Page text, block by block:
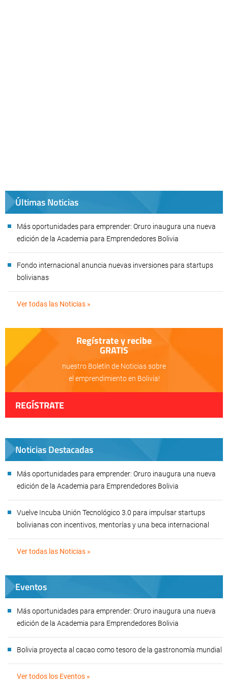
Últimas Noticias
Más oportunidades para emprender: Oruro inaugura una nueva
edición de la Academia para Emprendedores Bolivia
Fondo internacional anuncia nuevas inversiones para startups
bolivianas
Ver todas las Noticias »
Regístrate y recibe
GRATIS
nuestro Boletín de Noticias sobre
el emprendimiento en Bolivia!
REGÍSTRATE
Noticias Destacadas
Más oportunidades para emprender: Oruro inaugura una nueva
edición de la Academia para Emprendedores Bolivia
Vuelve Incuba Unión Tecnológico 3.0 para impulsar startups
bolivianas con incentivos, mentorías y una beca internacional
Ver todas las Noticias »
Eventos
Más oportunidades para emprender: Oruro inaugura una nueva
edición de la Academia para Emprendedores Bolivia
Bolivia proyecta al cacao como tesoro de la gastronomía mundial
Ver todos los Eventos »